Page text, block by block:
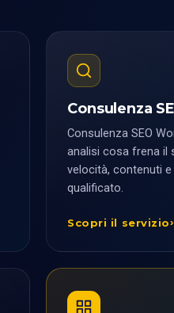
Consulenza
Consulenza SEO
analisi cosa frena il
velocità, contenuti
qualificato.
Scopri il servizio